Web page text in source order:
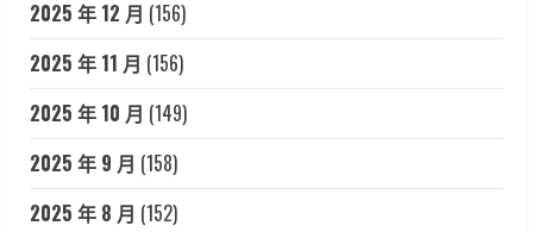
2025 年 12 月 (156)
2025 年 11 月 (156)
2025 年 10 月 (149)
2025 年 9 月 (158)
2025 年 8 月 (152)